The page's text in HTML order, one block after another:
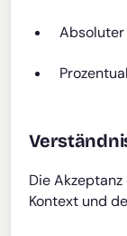
Die
Kontext und